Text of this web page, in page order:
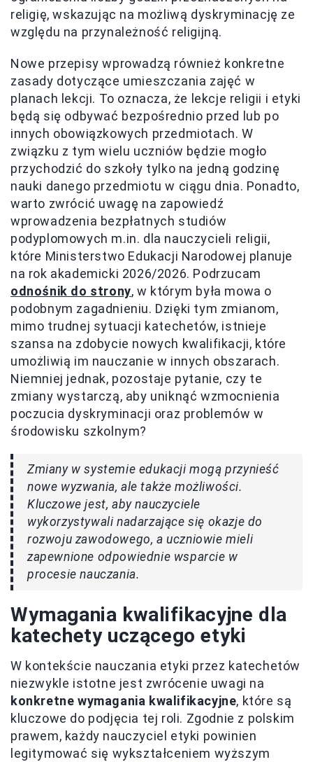
religię, wskazując na możliwą dyskryminację ze
względu na przynależność religijną.
Nowe przepisy wprowadzą również konkretne
zasady dotyczące umieszczania zajęć w
planach lekcji. To oznacza, że lekcje religii i etyki
będą się odbywać bezpośrednio przed lub po
innych obowiązkowych przedmiotach. W
związku z tym wielu uczniów będzie mogło
przychodzić do szkoły tylko na jedną godzinę
nauki danego przedmiotu w ciągu dnia. Ponadto,
warto zwrócić uwagę na zapowiedź
wprowadzenia bezpłatnych studiów
podyplomowych m.in. dla nauczycieli religii,
które Ministerstwo Edukacji Narodowej planuje
na rok akademicki 2026/2026. Podrzucam
odnośnik do strony, w którym była mowa o
podobnym zagadnieniu. Dzięki tym zmianom,
mimo trudnej sytuacji katechetów, istnieje
szansa na zdobycie nowych kwalifikacji, które
umożliwią im nauczanie w innych obszarach.
Niemniej jednak, pozostaje pytanie, czy te
zmiany wystarczą, aby uniknąć wzmocnienia
poczucia dyskryminacji oraz problemów w
środowisku szkolnym?
Zmiany w systemie edukacji mogą przynieść
nowe wyzwania, ale także możliwości.
Kluczowe jest, aby nauczyciele
wykorzystywali nadarzające się okazje do
rozwoju zawodowego, a uczniowie mieli
zapewnione odpowiednie wsparcie w
procesie nauczania.
Wymagania kwalifikacyjne dla
katechety uczącego etyki
W kontekście nauczania etyki przez katechetów
niezwykle istotne jest zwrócenie uwagi na
konkretne wymagania kwalifikacyjne, które są
kluczowe do podjęcia tej roli. Zgodnie z polskim
prawem, każdy nauczyciel etyki powinien
legitymować się wykształceniem wyższym